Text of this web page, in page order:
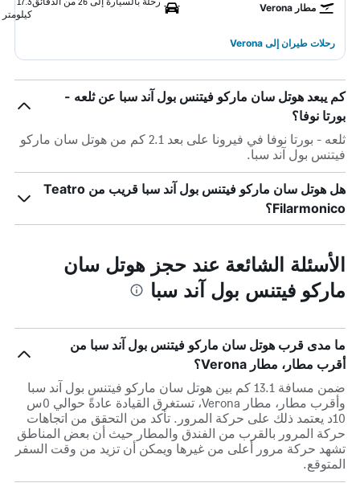
مطار Verona
كيلومتر
رحلات طيران إلى Verona
كم يبعد هوتل سان ماركو فيتنس بول آند سبا عن ثلعه -
بورتا نوفا؟
ثلعه - بورتا نوفا في فيرونا على بعد 2.1 كم من هوتل سان ماركو
فيتنس بول آند سبا.
هل هوتل سان ماركو فيتنس بول آند سبا قريب من Teatro
Filarmonico؟
الأسئلة الشائعة عند حجز هوتل سان
ماركو فيتنس بول آند سبا
ما مدى قرب هوتل سان ماركو فيتنس بول آند سبا من
أقرب مطار، مطار Verona؟
ضمن مسافة 13.1 كم بين هوتل سان ماركو فيتنس بول آند سبا
وأقرب مطار، مطار Verona، تستغرق القيادة عادةً حوالي 0س
10د يعتمد ذلك على حركة المرور. تأكد من التحقق من اتجاهات
حركة المرور بالقرب من الفندق والمطار حيث أن بعض المناطق
تشهد حركة مرور أعلى من غيرها ويمكن أن تزيد من وقت السفر
المتوقع.